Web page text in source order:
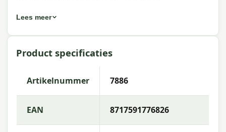
Eigenschappen Platinum AeroCover
Loungeset platformhoes
300x300x90xH30/45/70
: 7886
EAN: 8717591776826
Materiaal: AeroCover fabric
Lees meer
Product specificaties
Artikelnummer 7886
EAN 8717591776826